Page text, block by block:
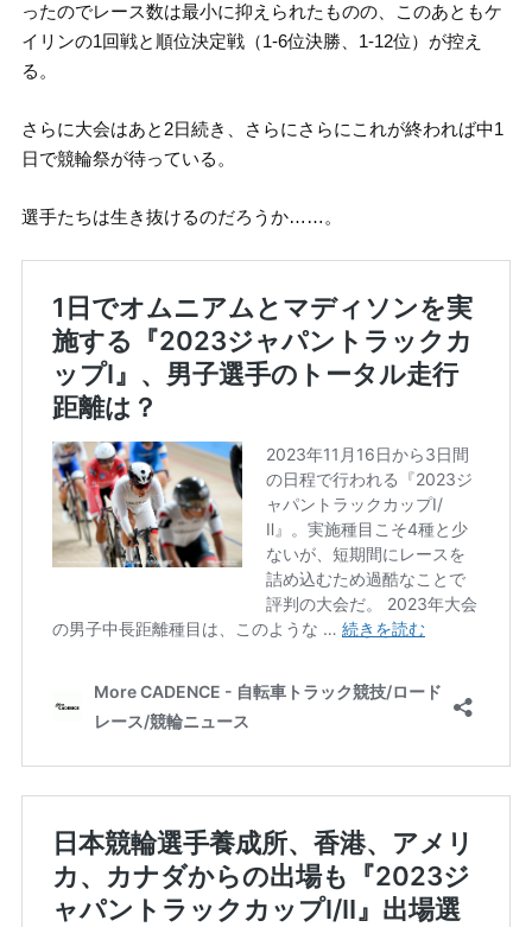
ったのでレース数は最小に抑えられたものの、このあともケ
イリンの1回戦と順位決定戦（1-6位決勝、1-12位）が控え
る。
さらに大会はあと2日続き、さらにさらにこれが終われば中1
日で競輪祭が待っている。
選手たちは生き抜けるのだろうか……。